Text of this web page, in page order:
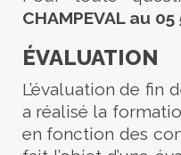
CHAMPEVAL au 05
ÉVALUATION
L’évaluation de
a réalisé la
en fonction des